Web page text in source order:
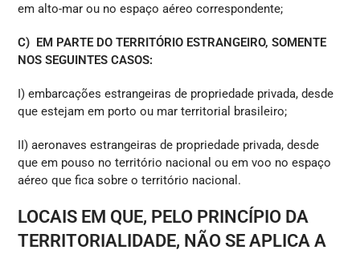
em alto-mar ou no espaço aéreo correspondente;
C) EM PARTE DO TERRITÓRIO ESTRANGEIRO, SOMENTE
NOS SEGUINTES CASOS:
I) embarcações estrangeiras de propriedade privada, desde
que estejam em porto ou mar territorial brasileiro;
II) aeronaves estrangeiras de propriedade privada, desde
que em pouso no território nacional ou em voo no espaço
aéreo que fica sobre o território nacional.
LOCAIS EM QUE, PELO PRINCÍPIO DA
TERRITORIALIDADE, NÃO SE APLICA A